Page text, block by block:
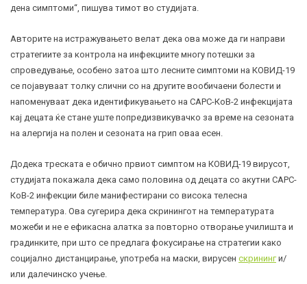
дена симптоми“, пишува тимот во студијата.
Авторите на истражувањето велат дека ова може да ги направи
стратегиите за контрола на инфекциите многу потешки за
спроведување, особено затоа што лесните симптоми на КОВИД-19
се појавуваат толку слични со на другите вообичаени болести и
напоменуваат дека идентификувањето на САРС-КоВ-2 инфекцијата
кај децата ќе стане уште попредизвикувачко за време на сезоната
на алергија на полен и сезоната на грип оваа есен.
Додека треската е обично првиот симптом на КОВИД-19 вирусот,
студијата покажала дека само половина од децата со акутни САРС-
КоВ-2 инфекции биле манифестирани со висока телесна
температура. Ова сугерира дека скринингот на температурата
можеби и не е ефикасна алатка за повторно отворање училишта и
градинките, при што се предлага фокусирање на стратегии како
социјално дистанцирање, употреба на маски, вирусен скрининги/
или далечинско учење.